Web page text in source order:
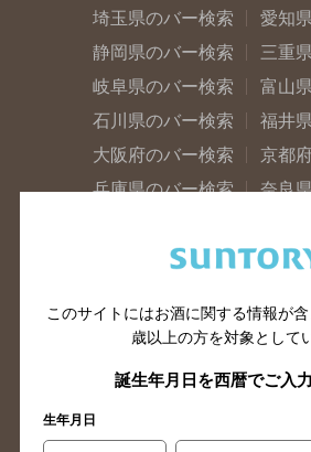
埼玉県のバー検索
愛知
静岡県のバー検索
三重
岐阜県のバー検索
富山
石川県のバー検索
福井
大阪府のバー検索
京都
兵庫県のバー検索
奈良
広島県のバー検索
岡山
島根県のバー検索
徳島
高知県のバー検索
福岡
長崎県のバー検索
このサイトにはお酒に関する情報が含
歳以上の方を対象として
誕生年月日を西暦でご入力
生年月日